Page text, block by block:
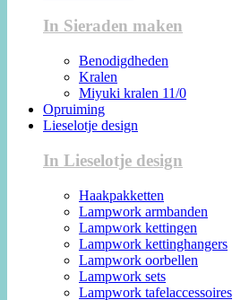
In Sieraden maken
Benodigdheden
Kralen
Miyuki kralen 11/0
Opruiming
Lieselotje design
In Lieselotje design
Haakpakketten
Lampwork armbanden
Lampwork kettingen
Lampwork kettinghangers
Lampwork oorbellen
Lampwork sets
Lampwork tafelaccessoires